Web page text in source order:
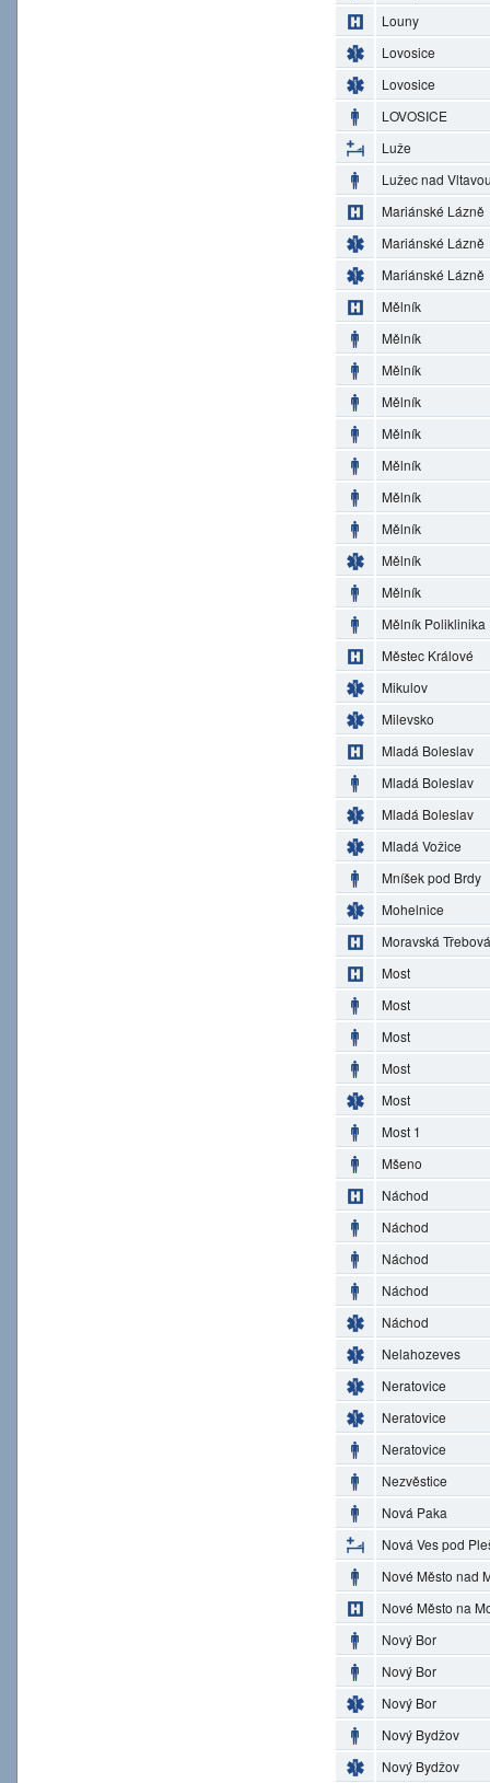
Louny
Lovosice
Lovosice
LOVOSICE
Luže
Lužec nad
Mariánské Lázně
Mariánské Lázně
Mariánské Lázně
Mělník
Mělník
Mělník
Mělník
Mělník
Mělník
Mělník
Mělník
Mělník
Mělník
Mělník Poliklinika
Městec Králové
Mikulov
Milevsko
Mladá Boleslav
Mladá Boleslav
Mladá Boleslav
Mladá Vožice
Mníšek pod Brdy
Mohelnice
Moravská Třebová
Most
Most
Most
Most
Most
Most 1
Mšeno
Náchod
Náchod
Náchod
Náchod
Náchod
Nelahozeves
Neratovice
Neratovice
Neratovice
Nezvěstice
Nová Paka
Nová Ves pod
Nové Město nad
Nové Město na
Nový Bor
Nový Bor
Nový Bor
Nový Bydžov
Nový Bydžov